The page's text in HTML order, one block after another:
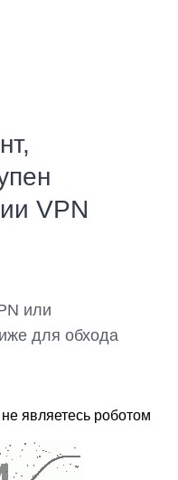
VPN
или
для обхода
являетесь роботом